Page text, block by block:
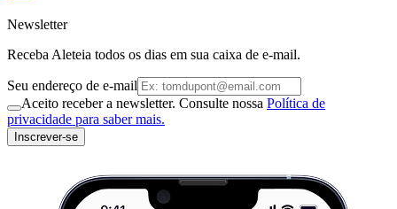
Newsletter
Receba Aleteia todos os dias em sua caixa de e-mail.
Seu endereço de e-mail
Aceito receber a newsletter. Consulte nossa Política de
privacidade para saber mais.
Inscrever-se